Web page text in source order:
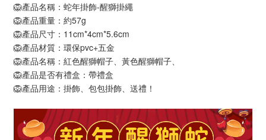
🦁產品名稱：蛇年掛飾-醒獅掛繩
🦁產品重量：約57g
🦁產品尺寸：11cm*4cm*5.6cm
🦁產品材質：環保pvc+五金
🦁產品名稱：紅色醒獅帽子、黃色醒獅帽子、
🦁產品是否有禮盒：帶禮盒
🦁產品用途：掛飾、包包掛飾、送禮！